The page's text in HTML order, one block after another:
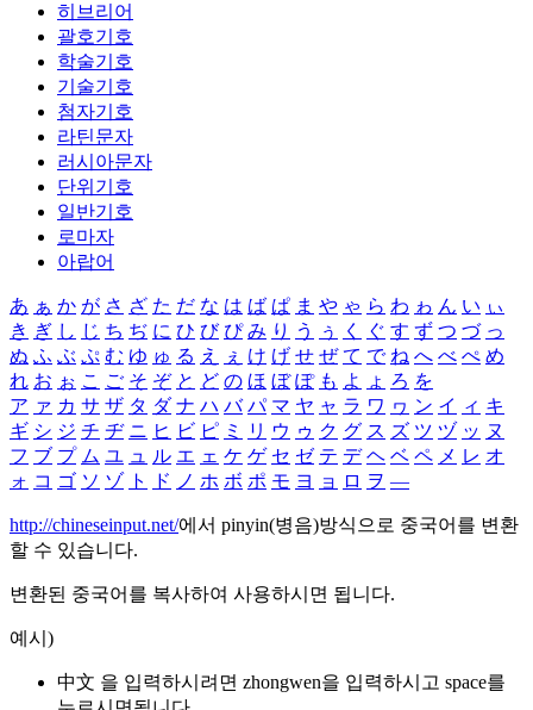
히브리어
괄호기호
학술기호
기술기호
첨자기호
라틴문자
러시아문자
단위기호
일반기호
로마자
아랍어
あ ぁ か が さ ざ た だ な は ば ぱ ま や ゃ ら わ ゎ ん い ぃ
き ぎ し じ ち ぢ に ひ び ぴ み り う ぅ く ぐ す ず つ づ っ
ぬ ふ ぶ ぷ む ゆ ゅ る え ぇ け げ せ ぜ て で ね へ べ ぺ め
れ お ぉ こ ご そ ぞ と ど の ほ ぼ ぽ も よ ょ ろ を
ア ァ カ サ ザ タ ダ ナ ハ バ パ マ ヤ ャ ラ ワ ヮ ン イ ィ キ
ギ シ ジ チ ヂ ニ ヒ ビ ピ ミ リ ウ ゥ ク グ ス ズ ツ ヅ ッ ヌ
フ ブ プ ム ユ ュ ル エ ェ ケ ゲ セ ゼ テ デ ヘ ベ ペ メ レ オ
ォ コ ゴ ソ ゾ ト ド ノ ホ ボ ポ モ ヨ ョ ロ ヲ ―
http://chineseinput.net/에서 pinyin(병음)방식으로 중국어를 변환
할 수 있습니다.
변환된 중국어를 복사하여 사용하시면 됩니다.
예시)
中文 을 입력하시려면 zhongwen을 입력하시고 space를